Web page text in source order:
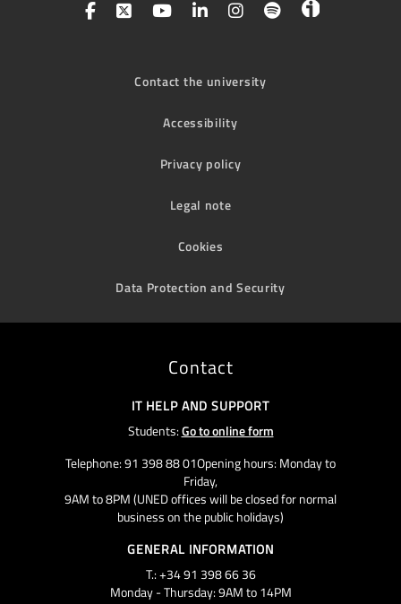
Contact the university
Accessibility
Privacy policy
Legal note
Cookies
Data Protection and Security
Contact
IT HELP AND SUPPORT
Students:Go to online form
Telephone: 91 398 88 01Opening hours: Monday to
Friday,
9AM to 8PM (UNED offices will be closed for normal
business on the public holidays)
GENERAL INFORMATION
T.: +34 91 398 66 36
Monday - Thursday: 9AM to 14PM